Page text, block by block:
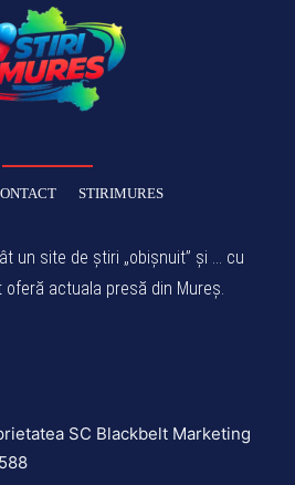
STIRIMURES
un site de știri „obișnuit” și ... cu
actuala presă din Mureș.
SC Blackbelt Marketing